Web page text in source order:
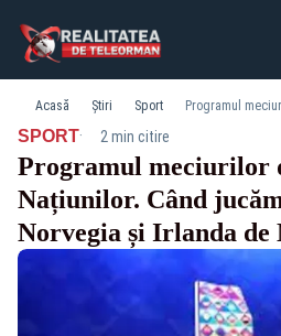
Acasă Știri Sport
SPORT· 2 min citire
Programul meciurilor
Națiunilor. Când
Norvegia și Irlanda de